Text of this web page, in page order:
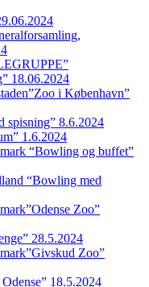
18.06.2024
i København”
spisning” 8.6.2024
1.6.2024
“Bowling og buffet”
“Bowling med
Zoo”
28.5.2024
Zoo”
18.5.2024